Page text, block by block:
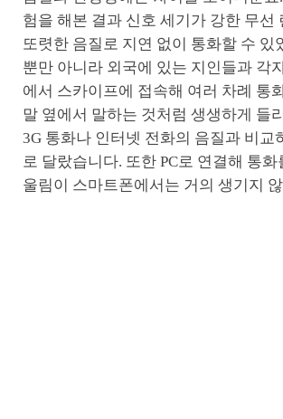
험을 해본 결과 신호 세기가 강한 무선
또렷한 음질로 지연 없이 통화할 수 있
뿐만 아니라 외국에 있는 지인들과 각
에서 스카이프에 접속해 여러 차례 통
말 옆에서 말하는 것처럼 생생하게 들
3G 통화나 인터넷 전화의 음질과 비교
로 달랐습니다. 또한 PC로 연결해 통화
울림이 스마트폰에서는 거의 생기지